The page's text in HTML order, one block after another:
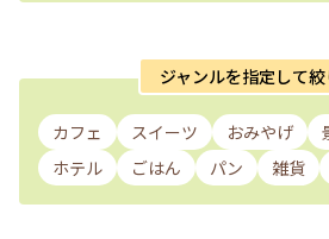
ジャンルを指定して
カフェ スイーツ おみやげ
ホテル
ごはん パン 雑貨